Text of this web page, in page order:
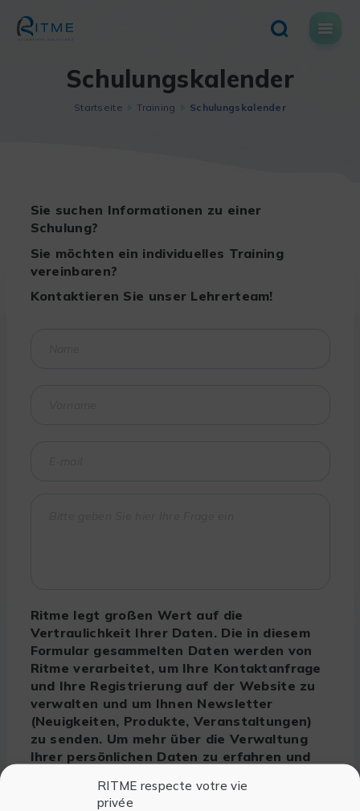
RITME respecte votre vie
privée
content
Schulungskalender
Startseite Training Schulungskalender
Sie suchen Informationen zu einer
Schulung?
Sie möchten ein individuelles Training
vereinbaren?
Kontaktieren Sie unser Lehrerteam!
Ritme legt großen Wert auf die
Vertraulichkeit Ihrer Daten. Die in diesem
Formular gesammelten Daten werden von
Ritme verarbeitet, um Ihre Kontaktanfrage
und Ihre Registrierung auf der Website zu
verwalten und um Ihnen Newsletter
(Neuigkeiten, Produkte, Veranstaltungen)
zu senden. Um mehr über die Verwaltung
Ihrer persönlichen Daten zu erfahren und
ein, unsere Datenschutzerklärung